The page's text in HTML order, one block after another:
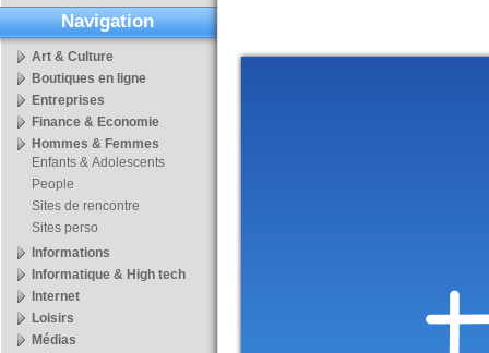
Navigation
Art & Culture
Boutiques en ligne
Entreprises
Finance & Economie
Hommes & Femmes
Enfants & Adolescents
People
Sites de rencontre
Sites perso
Informations
Informatique & High tech
Internet
Loisirs
Médias